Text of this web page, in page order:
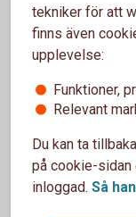
För att se
godkänna
och
tekniker för att
finns även
upplevelse:
Funktioner,
Relevant
Du kan ta
på cookie-sidan
inloggad. Så